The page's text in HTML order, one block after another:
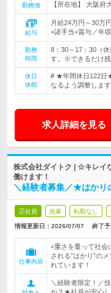
勤務地
【所在地】 大阪府
給与
月給24万円～30万
+諸手当+賞与／年
勤務
時間
8：30～17：30（
す。※できるだけ
休日
休暇
# ★年間休日122日
なるよう調整しま
求人詳細を見る
株式会社ダイトク | ☆キレイ
働けます！
＼経験者募集／★はかり
正社員 急募 転勤なし
情報更新日：2026/07/07 終了予
仕事内容
<重さを量って社
される”はかり”の
れています！
＼経験者限定！／
か？★社員が安心